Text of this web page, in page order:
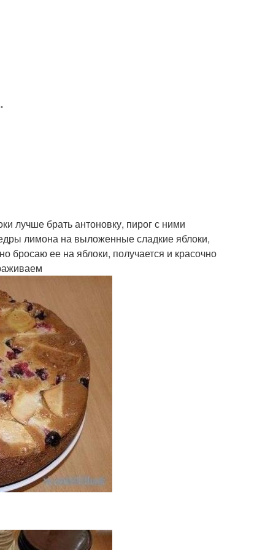
лучше брать антоновку, пирог с ними
лимона на выложенные сладкие яблоки,
бросаю ее на яблоки, получается и красочно